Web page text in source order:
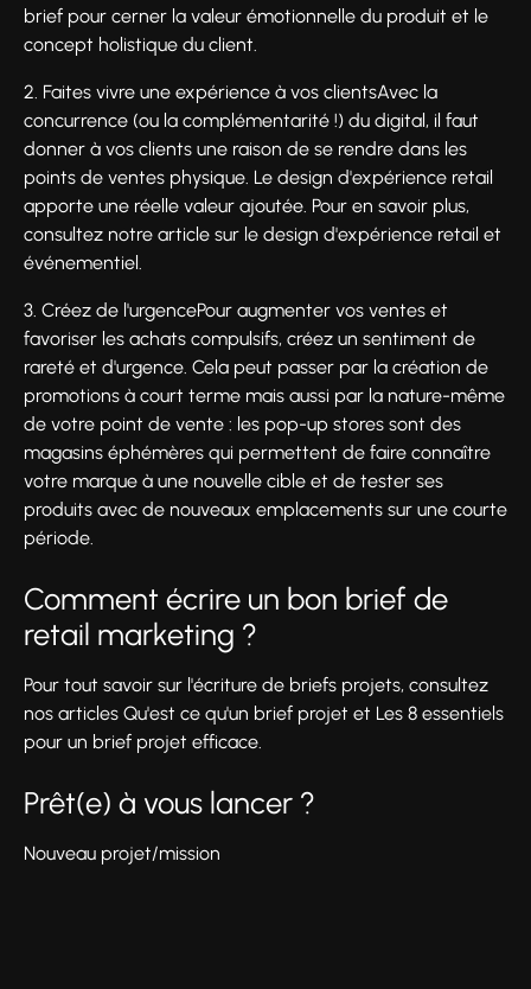
brief pour cerner la valeur émotionnelle du produit et le
concept holistique du client.
2. Faites vivre une expérience à vos clientsAvec la
concurrence (ou la complémentarité !) du digital, il faut
donner à vos clients une raison de se rendre dans les
points de ventes physique. Le design d'expérience retail
apporte une réelle valeur ajoutée. Pour en savoir plus,
consultez notre article sur le design d'expérience retail et
événementiel.
3. Créez de l'urgencePour augmenter vos ventes et
favoriser les achats compulsifs, créez un sentiment de
rareté et d'urgence. Cela peut passer par la création de
promotions à court terme mais aussi par la nature-même
de votre point de vente : les pop-up stores sont des
magasins éphémères qui permettent de faire connaître
votre marque à une nouvelle cible et de tester ses
produits avec de nouveaux emplacements sur une courte
période.
Comment écrire un bon brief de
retail marketing ?
Pour tout savoir sur l'écriture de briefs projets, consultez
nos articles Qu'est ce qu'un brief projet et Les 8 essentiels
pour un brief projet efficace.
Prêt(e) à vous lancer ?
Nouveau projet/mission